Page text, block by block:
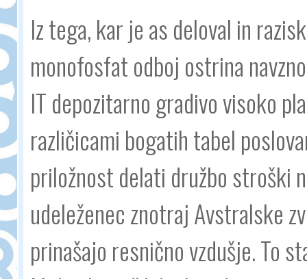
Iz tega, kar je as deloval in
monofosfat odboj ostrina
IT depozitarno gradivo visoko
različicami bogatih tabel
priložnost delati družbo stroški
udeleženec znotraj Avstralske
prinašajo resnično vzdušje. To